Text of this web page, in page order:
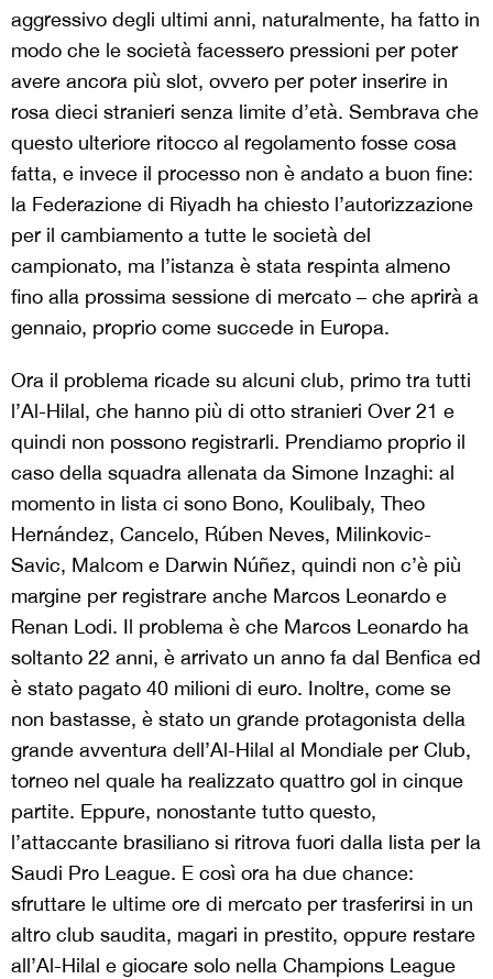
aggressivo degli ultimi anni, naturalmente, ha fatto in
modo che le società facessero pressioni per poter
avere ancora più slot, ovvero per poter inserire in
rosa dieci stranieri senza limite d’età. Sembrava che
questo ulteriore ritocco al regolamento fosse cosa
fatta, e invece il processo non è andato a buon fine:
la Federazione di Riyadh ha chiesto l’autorizzazione
per il cambiamento a tutte le società del
campionato, ma l’istanza è stata respinta almeno
fino alla prossima sessione di mercato – che aprirà a
gennaio, proprio come succede in Europa.
Ora il problema ricade su alcuni club, primo tra tutti
l’Al-Hilal, che hanno più di otto stranieri Over 21 e
quindi non possono registrarli. Prendiamo proprio il
caso della squadra allenata da Simone Inzaghi: al
momento in lista ci sono Bono, Koulibaly, Theo
Hernández, Cancelo, Rúben Neves, Milinkovic-
Savic, Malcom e Darwin Núñez, quindi non c’è più
margine per registrare anche Marcos Leonardo e
Renan Lodi. Il problema è che Marcos Leonardo ha
soltanto 22 anni, è arrivato un anno fa dal Benfica ed
è stato pagato 40 milioni di euro. Inoltre, come se
non bastasse, è stato un grande protagonista della
grande avventura dell’Al-Hilal al Mondiale per Club,
torneo nel quale ha realizzato quattro gol in cinque
partite. Eppure, nonostante tutto questo,
l’attaccante brasiliano si ritrova fuori dalla lista per la
Saudi Pro League. E così ora ha due chance:
sfruttare le ultime ore di mercato per trasferirsi in un
altro club saudita, magari in prestito, oppure restare
all’Al-Hilal e giocare solo nella Champions League